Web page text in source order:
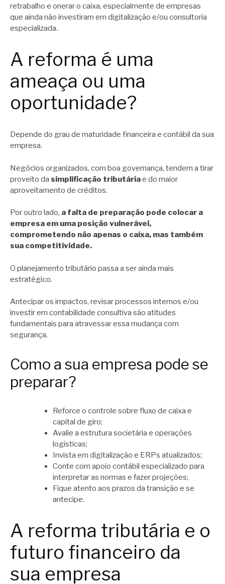
retrabalho e onerar o caixa, especialmente de empresas
que ainda não investiram em digitalização e/ou consultoria
especializada.
A reforma é uma
ameaça ou uma
oportunidade?
Depende do grau de maturidade financeira e contábil da sua
empresa.
Negócios organizados, com boa governança, tendem a tirar
proveito da simplificação tributáriae do maior
aproveitamento de créditos.
Por outro lado, a falta de preparação pode colocar a
empresa em uma posição vulnerável,
comprometendo não apenas o caixa, mas também
sua competitividade.
O planejamento tributário passa a ser ainda mais
estratégico.
Antecipar os impactos, revisar processos internos e/ou
investir em contabilidade consultiva são atitudes
fundamentais para atravessar essa mudança com
segurança.
Como a sua empresa pode se
preparar?
Reforce o controle sobre fluxo de caixa e
capital de giro;
Avalie a estrutura societária e operações
logísticas;
Invista em digitalização e ERPs atualizados;
Conte com apoio contábil especializado para
interpretar as normas e fazer projeções;
Fique atento aos prazos da transição e se
antecipe.
A reforma tributária e o
futuro financeiro da
sua empresa